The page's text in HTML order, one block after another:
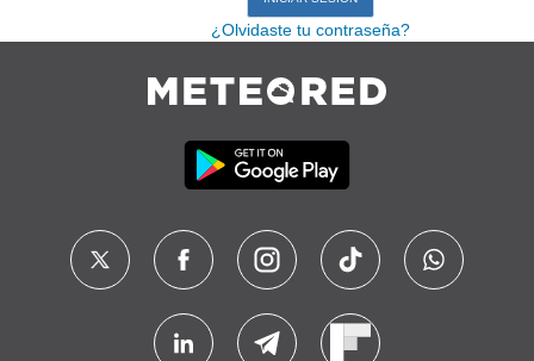
¿Olvidaste tu contraseña?